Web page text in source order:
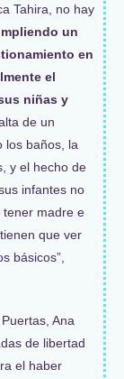
Tahira, no hay
un
en
el
niñas y
de un
los baños, la
y el hecho de
infantes no
madre e
que ver
básicos”,
Ana
de libertad
el haber